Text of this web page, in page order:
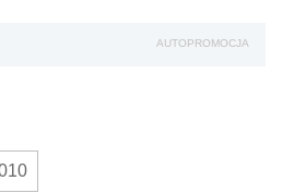
AUTOPROMOCJA